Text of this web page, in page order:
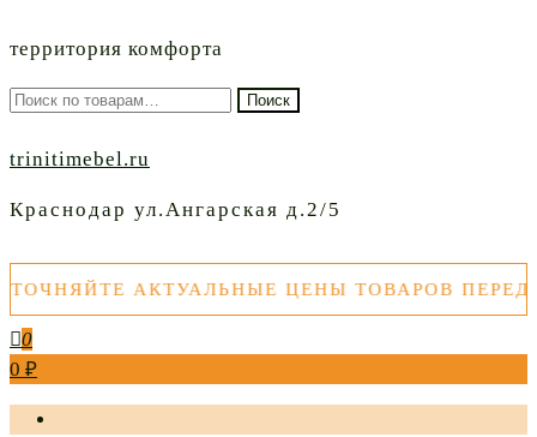
территория комфорта
Искать: Поиск
trinitimebel.ru
Краснодар ул.Ангарская д.2/5
АКТУАЛЬНЫЕ ЦЕНЫ ТОВАРОВ ПЕРЕД
0
0 ₽